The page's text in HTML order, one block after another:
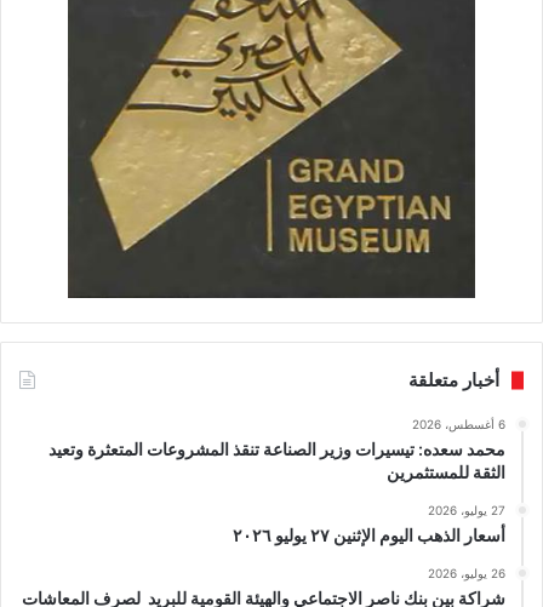
أخبار متعلقة
6 أغسطس، 2026
محمد سعده: تيسيرات وزير الصناعة تنقذ المشروعات المتعثرة وتعيد
الثقة للمستثمرين
27 يوليو، 2026
أسعار الذهب اليوم الإثنين ٢٧ يوليو ٢٠٢٦
26 يوليو، 2026
شراكة بين بنك ناصر الاجتماعي والهيئة القومية للبريد لصرف المعاشات